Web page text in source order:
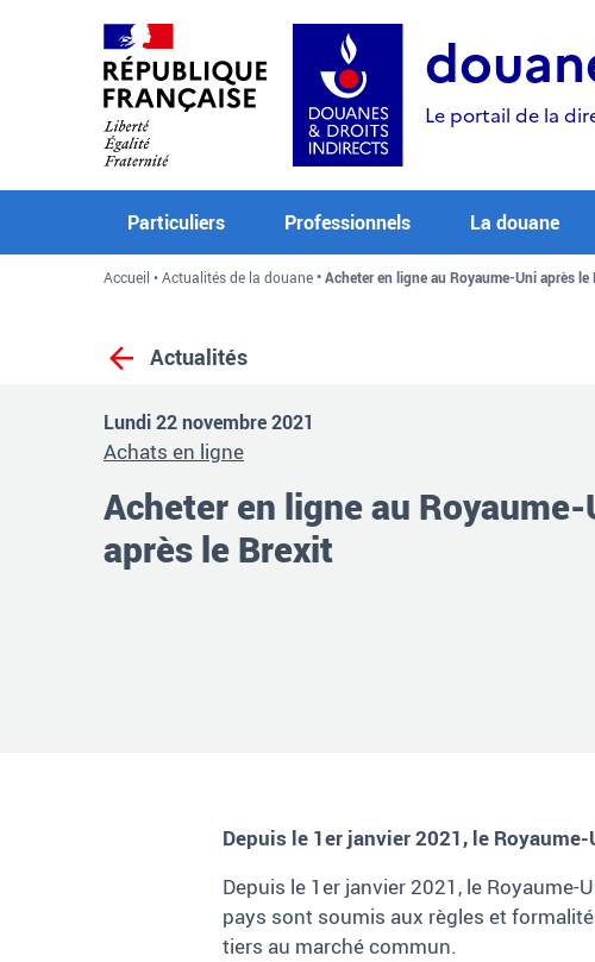
Le portail de la
Particuliers Professionnels La douane
Accueil Actualités de la douane Acheter en ligne au Royaume-Uni après le
Actualités
Lundi 22 novembre 2021
Achats en ligne
Acheter en ligne au
après le Brexit
Depuis le 1er janvier 2021, le
Depuis le 1er janvier 2021, le
pays sont soumis aux règles et
tiers au marché commun.